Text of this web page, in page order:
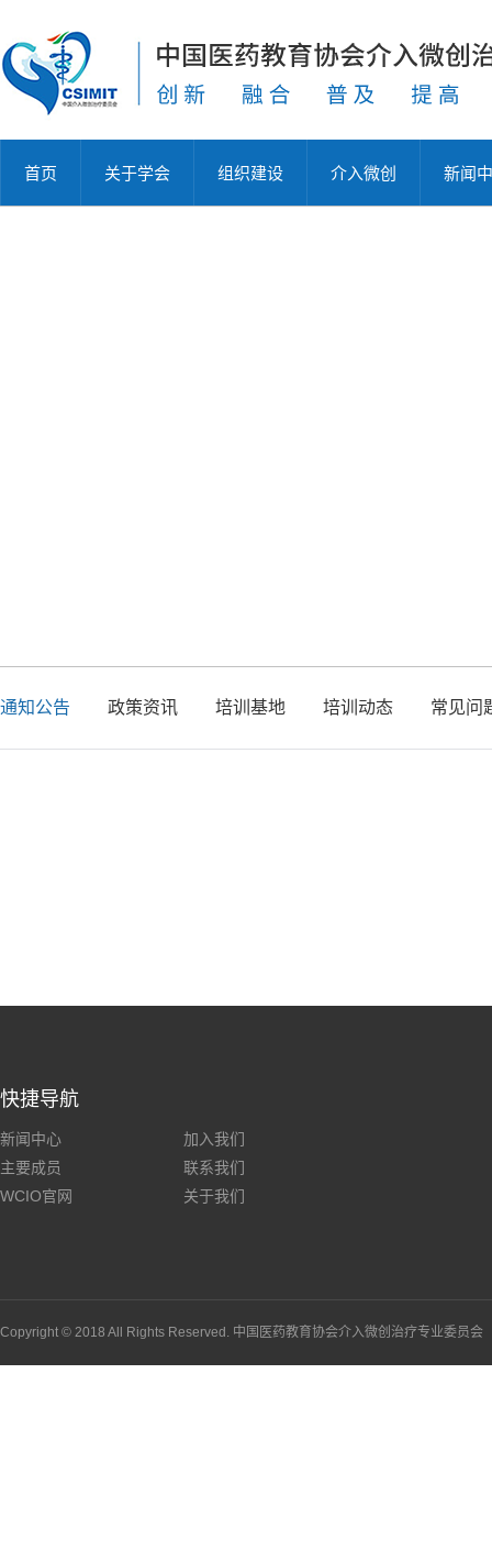
首页 关于学会 组织建设 介入微创 新闻
通知公告 政策资讯 培训基地 培训动态 常见问
快捷导航
新闻中心
加入我们
主要成员
联系我们
WCIO官网
关于我们
Copyright © 2018 All Rights Reserved. 中国医药教育协会介入微创治疗专业委员会